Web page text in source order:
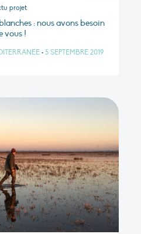
projet
: nous avons besoin
vous !
• 5 SEPTEMBRE 2019